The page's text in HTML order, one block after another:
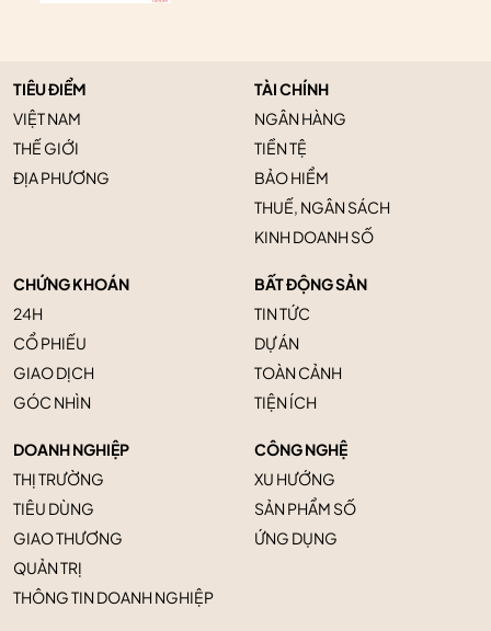
TIÊU ĐIỂM
VIỆT NAM
THẾ GIỚI
ĐỊA PHƯƠNG
TÀI CHÍNH
NGÂN HÀNG
TIỀN TỆ
BẢO HIỂM
THUẾ, NGÂN SÁCH
KINH DOANH SỐ
CHỨNG KHOÁN
24H
CỔ PHIẾU
GIAO DỊCH
GÓC NHÌN
BẤT ĐỘNG SẢN
TIN TỨC
DỰ ÁN
TOÀN CẢNH
TIỆN ÍCH
DOANH NGHIỆP
THỊ TRƯỜNG
TIÊU DÙNG
GIAO THƯƠNG
QUẢN TRỊ
THÔNG TIN DOANH NGHIỆP
CÔNG NGHỆ
XU HƯỚNG
SẢN PHẨM SỐ
ỨNG DỤNG